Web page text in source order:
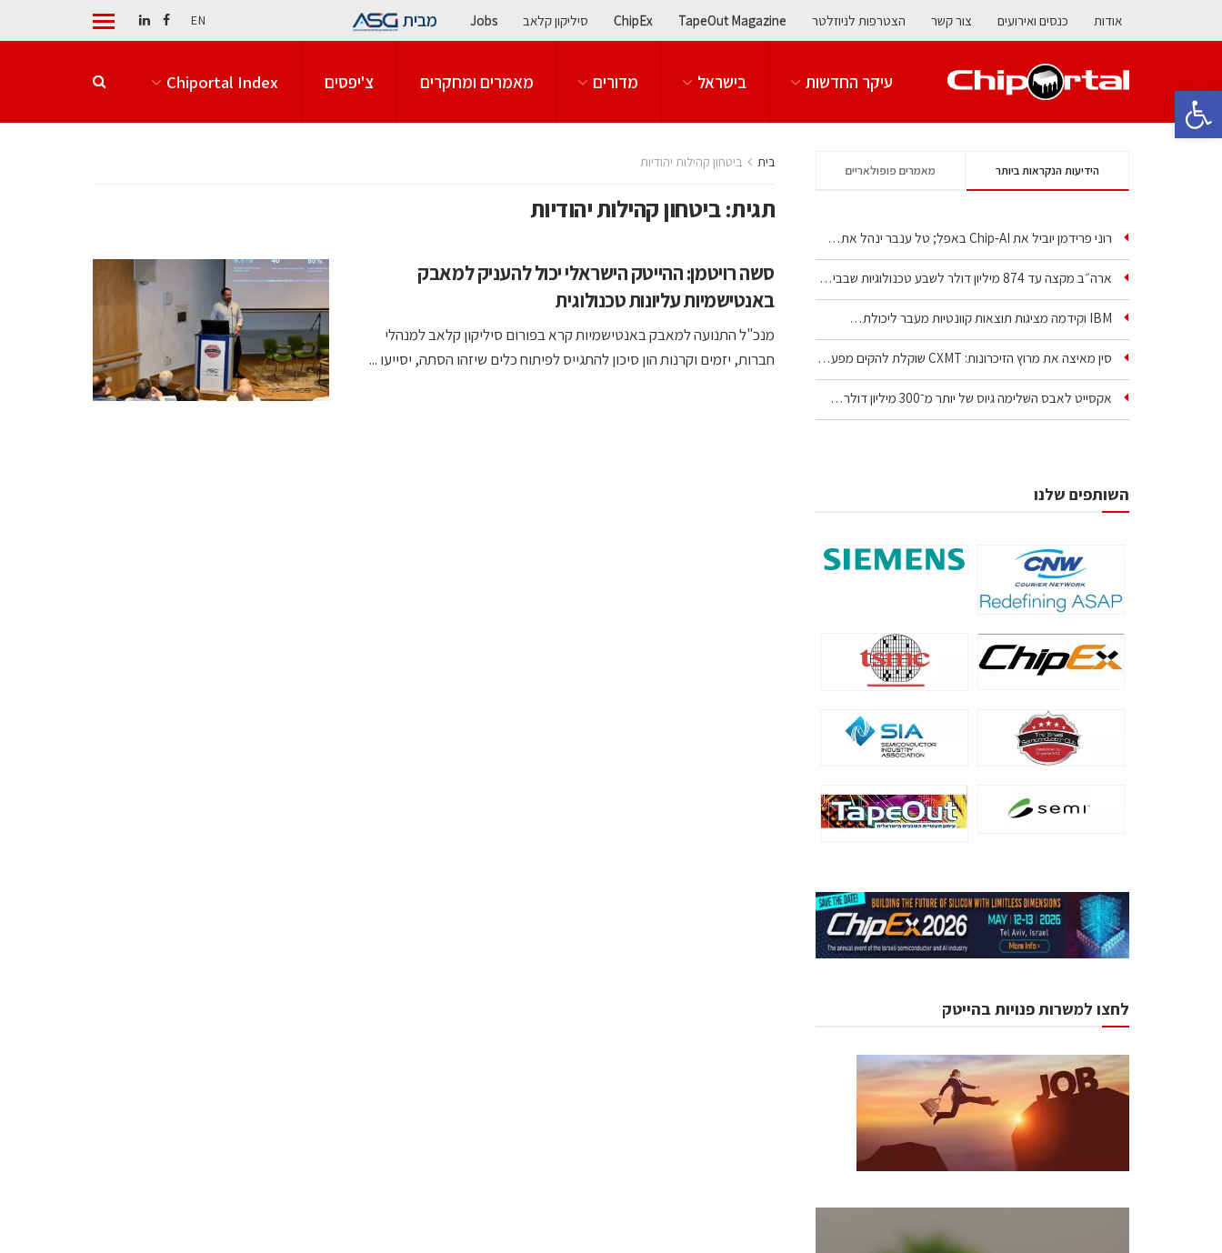
פתח סרגל נגישות
אודות כנסים ואירועים צור קשר הצטרפות לניוזלטר TapeOut Magazine
ChipEx סיליקון קלאב Jobs מבית EN
עיקר החדשות בישראל מדורים מאמרים ומחקרים צ'יפסים Chiportal Index
בית ביטחון קהילות יהודיות
תגית:ביטחון קהילות יהודיות
סשה רויטמן: ההייטק הישראלי יכול להעניק למאבק
באנטישמיות עליונות טכנולוגית
מנכ"ל התנועה למאבק באנטישמיות קרא בפורום סיליקון קלאב למנהלי
חברות, יזמים וקרנות הון סיכון להתגייס לפיתוח כלים שיזהו הסתה, יסייעו ...
הידיעות הנקראות ביותר מאמרים פופולאריים
רוני פרידמן יוביל את Chip‑AI באפל; טל ענבר ינהל את…
ארה״ב מקצה עד 874 מיליון דולר לשבע טכנולוגיות שבבים…
IBM וקידמה מציגות תוצאות קוונטיות מעבר ליכולת…
סין מאיצה את מרוץ הזיכרונות: CXMT שוקלת להקים מפעל…
אקסייט לאבס השלימה גיוס של יותר מ־300 מיליון דולר…
השותפים שלנו
לחצו למשרות פנויות בהייטק